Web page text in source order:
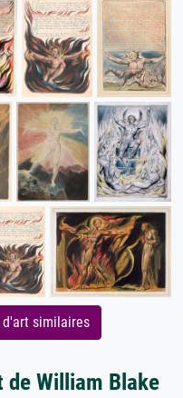
similaires
de William Blake